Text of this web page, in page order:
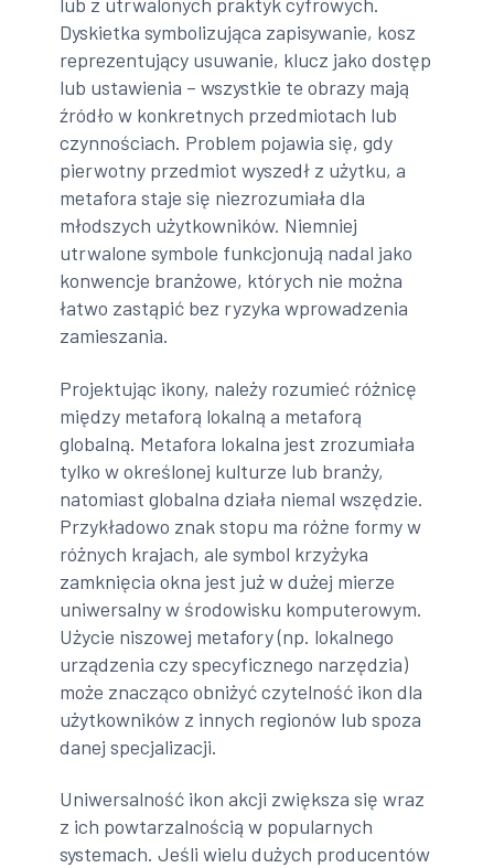
Dyskietka symbolizująca zapisywanie, kosz
reprezentujący usuwanie, klucz jako dostęp
lub ustawienia – wszystkie te obrazy mają
źródło w konkretnych przedmiotach lub
czynnościach. Problem pojawia się, gdy
pierwotny przedmiot wyszedł z użytku, a
metafora staje się niezrozumiała dla
młodszych użytkowników. Niemniej
utrwalone symbole funkcjonują nadal jako
konwencje branżowe, których nie można
łatwo zastąpić bez ryzyka wprowadzenia
zamieszania.
Projektując ikony, należy rozumieć różnicę
między metaforą lokalną a metaforą
globalną. Metafora lokalna jest zrozumiała
tylko w określonej kulturze lub branży,
natomiast globalna działa niemal wszędzie.
Przykładowo znak stopu ma różne formy w
różnych krajach, ale symbol krzyżyka
zamknięcia okna jest już w dużej mierze
uniwersalny w środowisku komputerowym.
Użycie niszowej metafory (np. lokalnego
urządzenia czy specyficznego narzędzia)
może znacząco obniżyć czytelność ikon dla
użytkowników z innych regionów lub spoza
danej specjalizacji.
Uniwersalność ikon akcji zwiększa się wraz
z ich powtarzalnością w popularnych
systemach. Jeśli wielu dużych producentów